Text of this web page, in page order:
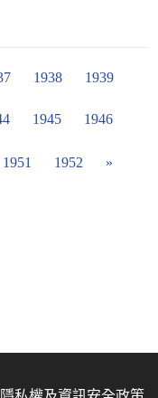
1938 1939
1945 1946
1951 1952 »